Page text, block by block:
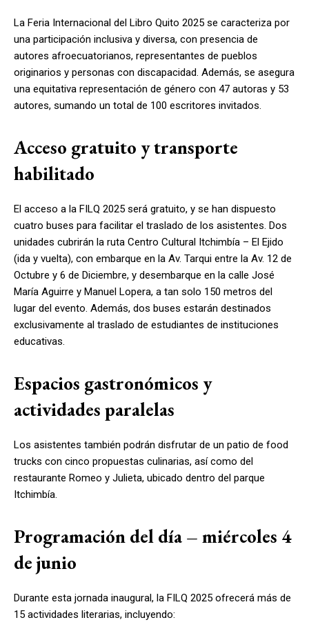
La Feria Internacional del Libro Quito 2025 se caracteriza por
una participación inclusiva y diversa, con presencia de
autores afroecuatorianos, representantes de pueblos
originarios y personas con discapacidad. Además, se asegura
una equitativa representación de género con 47 autoras y 53
autores, sumando un total de 100 escritores invitados.
Acceso gratuito y transporte
habilitado
El acceso a la FILQ 2025 será gratuito, y se han dispuesto
cuatro buses para facilitar el traslado de los asistentes. Dos
unidades cubrirán la ruta Centro Cultural Itchimbía – El Ejido
(ida y vuelta), con embarque en la Av. Tarqui entre la Av. 12 de
Octubre y 6 de Diciembre, y desembarque en la calle José
María Aguirre y Manuel Lopera, a tan solo 150 metros del
lugar del evento. Además, dos buses estarán destinados
exclusivamente al traslado de estudiantes de instituciones
educativas.
Espacios gastronómicos y
actividades paralelas
Los asistentes también podrán disfrutar de un patio de food
trucks con cinco propuestas culinarias, así como del
restaurante Romeo y Julieta, ubicado dentro del parque
Itchimbía.
Programación del día – miércoles 4
de junio
Durante esta jornada inaugural, la FILQ 2025 ofrecerá más de
15 actividades literarias, incluyendo: